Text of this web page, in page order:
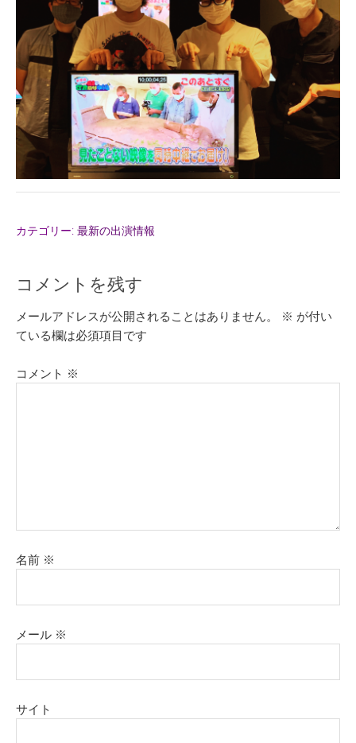
カテゴリー: 最新の出演情報
コメントを残す
メールアドレスが公開されることはありません。 ※ が付い
ている欄は必須項目です
コメント ※
名前 ※
メール ※
サイト